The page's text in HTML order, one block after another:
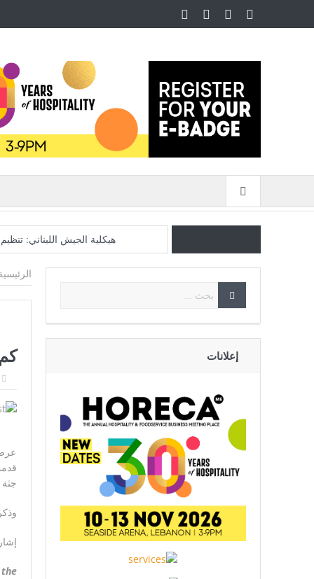
هيكلية الجيش اللبناني:
فرنسا تخرج ببطء من قلب
حرب مالي الشمالية تدخل
جثة من
إشارة
إعلانات